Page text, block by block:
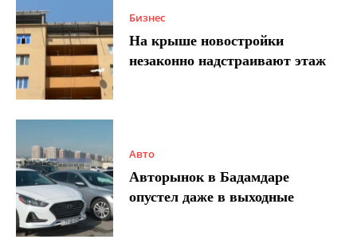
Бизнес
На крыше новостройки
незаконно надстраивают этаж
Авто
Авторынок в Бадамдаре
опустел даже в выходные